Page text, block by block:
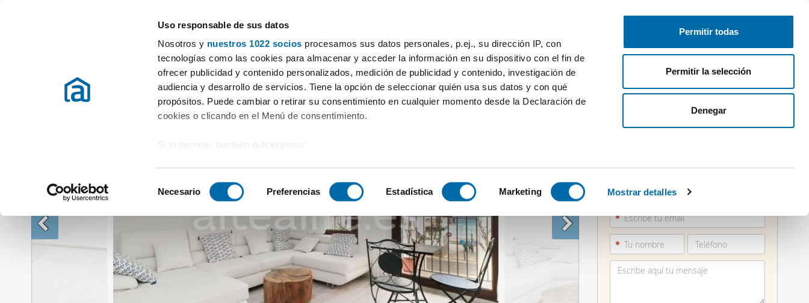
Uso responsable de sus datos
Nosotros y nuestros 1022 socios procesamos sus datos personales, p.ej., su dirección IP, con
tecnologías como las cookies para almacenar y acceder la información en su dispositivo con el fin de
ofrecer publicidad y contenido personalizados, medición de publicidad y contenido, investigación de
audiencia y desarrollo de servicios. Tiene la opción de seleccionar quién usa sus datos y con qué
propósitos. Puede cambiar o retirar su consentimiento en cualquier momento desde la Declaración de
cookies o clicando en el Menú de consentimiento.
Si lo permite, también quisiéramos:
Identificar su dispositivo analizándolo activamente para buscar características específicas (huellas
Obtenga más información sobre cómo se procesan sus datos personales y establezca sus
preferencias en la
sección de datos. Puede cambiar o retirar su consentimiento en cualquier momento
en la Declaración de cookies.
Las cookies de este sitio web se usan para personalizar el contenido y los anuncios, ofrecer funciones
de redes sociales y analizar el tráfico. Además, compartimos información sobre el uso que haga del
e
Necesario Preferencias Estadística Marketing Mostrar detalles
Permitir todas
Permitir la selección
Denegar
Publica gratis Inicia sesión
Alquiler Pisos Altea Alquiler piso con 2 habitaciones Altea hills
865 73... Ver teléfono